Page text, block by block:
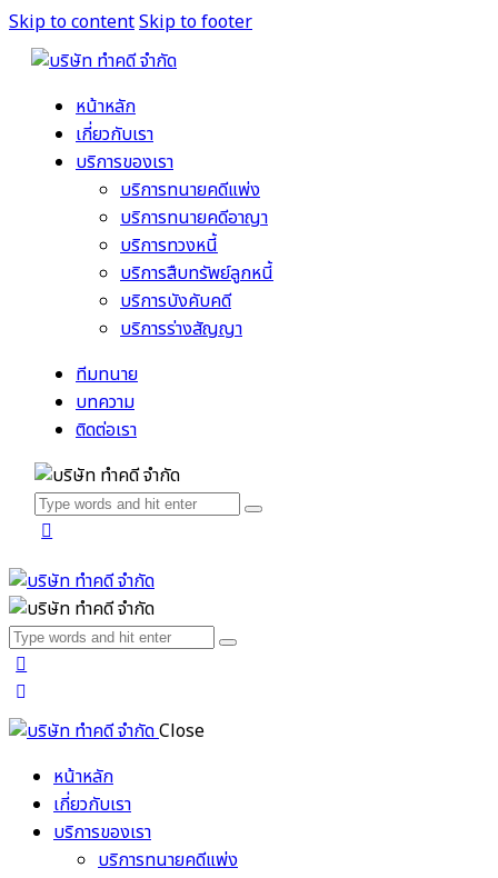
Skip to contentSkip to footer
หน้าหลัก
เกี่ยวกับเรา
บริการของเรา
บริการทนายคดีแพ่ง
บริการทนายคดีอาญา
บริการทวงหนี้
บริการสืบทรัพย์ลูกหนี้
บริการบังคับคดี
บริการร่างสัญญา
ทีมทนาย
บทความ
ติดต่อเรา
Close
หน้าหลัก
เกี่ยวกับเรา
บริการของเรา
บริการทนายคดีแพ่ง